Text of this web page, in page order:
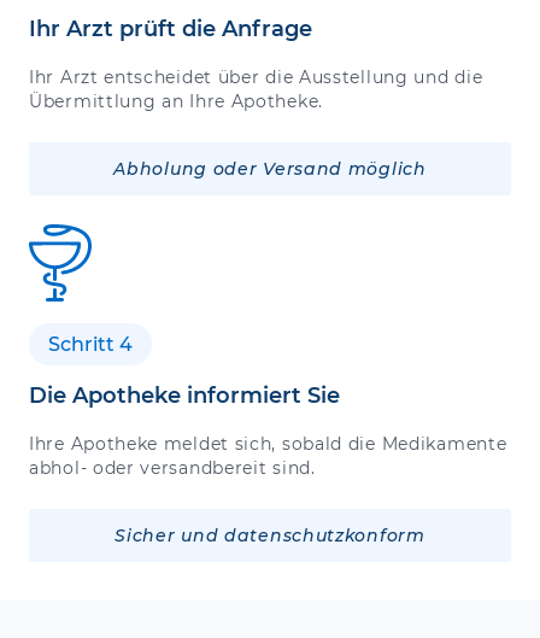
Ihr Arzt prüft die Anfrage
Ihr Arzt entscheidet über die Ausstellung und die
Übermittlung an Ihre Apotheke.
Abholung oder Versand möglich
Schritt 4
Die Apotheke informiert Sie
Ihre Apotheke meldet sich, sobald die Medikamente
abhol- oder versandbereit sind.
Sicher und datenschutzkonform